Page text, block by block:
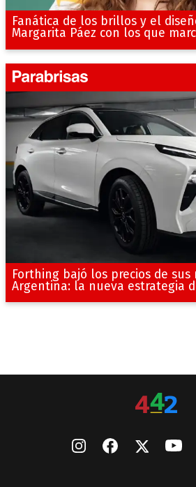
Fanática de los brillos y el
Margarita Páez con los que
Forthing bajó los precios de sus
Argentina: la nueva estrategia